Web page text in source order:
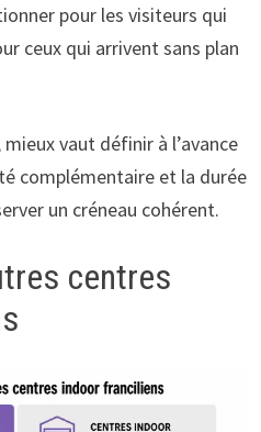
pour les visiteurs qui
ceux qui arrivent sans plan
vaut définir à l’avance
complémentaire et la durée
un créneau cohérent.
centres